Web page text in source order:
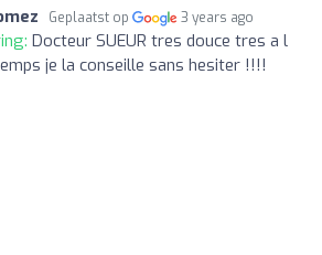
Geplaatst op 3 years ago
Docteur SUEUR tres douce tres a l
je la conseille sans hesiter !!!!